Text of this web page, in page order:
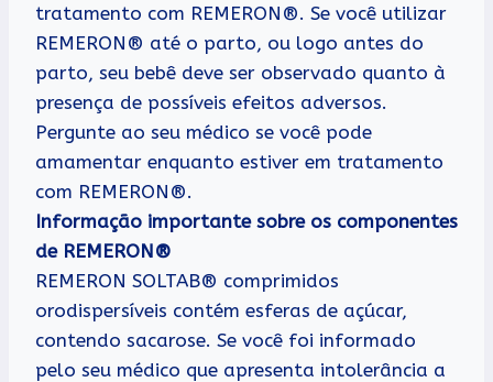
tratamento com REMERON®. Se você utilizar
REMERON® até o parto, ou logo antes do
parto, seu bebê deve ser observado quanto à
presença de possíveis efeitos adversos.
Pergunte ao seu médico se você pode
amamentar enquanto estiver em tratamento
com REMERON®.
Informação importante sobre os componentes
de REMERON®
REMERON SOLTAB® comprimidos
orodispersíveis contém esferas de açúcar,
contendo sacarose. Se você foi informado
pelo seu médico que apresenta intolerância a